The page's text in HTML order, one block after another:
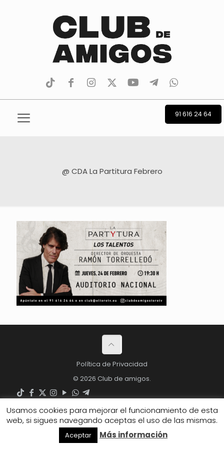
tiktokfacebookinstagram
TwitterYoutubeTelegramwhatsapp
91 616 24 64
@ CDA La Partitura Febrero
Política de Privacidad
© 2026 Club de amigos.
Usamos cookies para mejorar el funcionamiento de esta
web, si sigues navegando aceptas el uso de las mismas.
Aceptar Más información